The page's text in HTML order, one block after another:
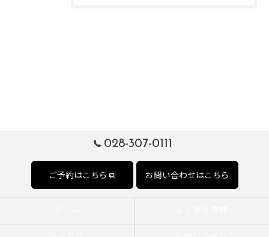
028-307-0111
ご予約はこちら お問い合わせはこちら